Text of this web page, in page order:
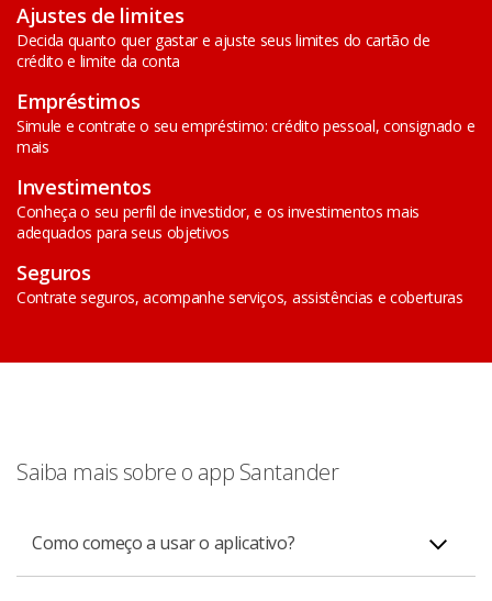
Ajustes de limites
Decida quanto quer gastar e ajuste seus limites do cartão de
crédito e limite da conta
Empréstimos
Simule e contrate o seu empréstimo: crédito pessoal, consignado e
mais
Investimentos
Conheça o seu perfil de investidor, e os investimentos mais
adequados para seus objetivos
Seguros
Contrate seguros, acompanhe serviços, assistências e coberturas
Saiba mais sobre o app Santander
Como começo a usar o aplicativo?